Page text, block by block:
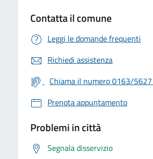
Contatta il comune
Leggi le domande frequenti
Richiedi assistenza
Chiama il numero 0163/
Prenota appuntamento
Problemi in città
Segnala disservizio